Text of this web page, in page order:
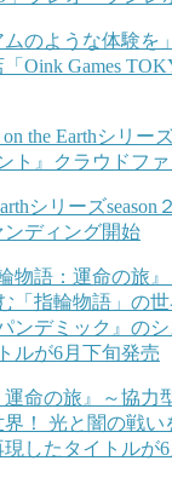
ムのような体験
Oink Games
シリーズseason
ンディング開始
運命の旅』～協力
！ 光と闇の戦
現したタイトルが